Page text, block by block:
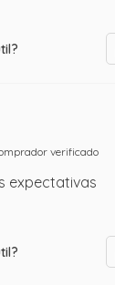
verificado
expectativas